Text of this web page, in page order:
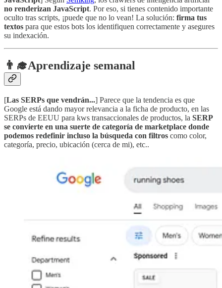
no renderizan JavaScript. Por eso, si tienes contenido importante
oculto tras scripts, ¡puede que no lo vean! La solución: firma tus
textos para que estos bots los identifiquen correctamente y asegures
su indexación.
👨‍🎓Aprendizaje semanal
[Las SERPs que vendrán...] Parece que la tendencia es que
Google está dando mayor relevancia a la ficha de producto, en las
SERPs de EEUU para kws transaccionales de productos, la SERP
se convierte en una suerte de categoría de marketplace donde
podemos redefinir incluso la búsqueda con filtros como color,
categoría, precio, ubicación (cerca de mi), etc..